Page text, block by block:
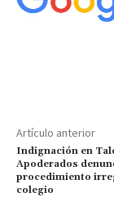
Artículo anterior
Indignación en
Apoderados
procedimiento
colegio